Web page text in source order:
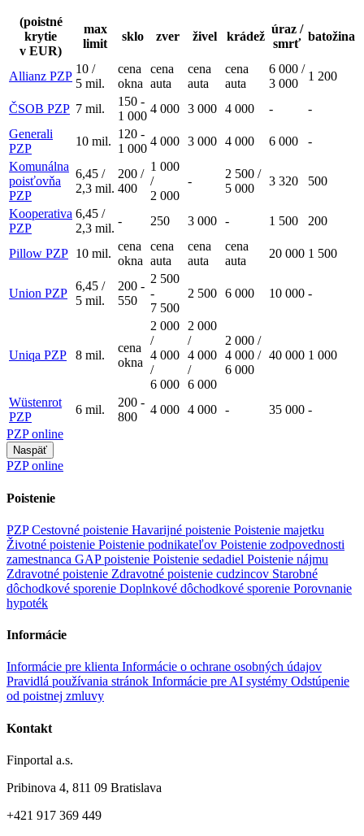
(poistné
krytie
v EUR)
max
limit
sklo zver živel krádež
úraz /
smrť
batožina
Allianz PZP
10 /
5 mil.
cena
okna
cena
auta
cena
auta
cena
auta
6 000 /
3 000
1 200
ČSOB PZP 7 mil.
150 -
1 000
4 000 3 000 4 000 -
-
Generali
PZP
10 mil.
120 -
1 000
4 000 3 000 4 000 6 000
-
Komunálna
poisťovňa
PZP
6,45 /
2,3 mil.
200 /
400
1 000
/
2 000
-
2 500 /
5 000
3 320 500
Kooperativa
PZP
6,45 /
2,3 mil.
- 250 3 000 - 1 500 200
Pillow PZP 10 mil.
cena
okna
cena
auta
cena
auta
cena
auta
20 000 1 500
Union PZP
6,45 /
5 mil.
200 -
550
2 500
-
7 500
2 500 6 000 10 000 -
Uniqa PZP 8 mil.
cena
okna
2 000
/
4 000
/
6 000
2 000
/
4 000
/
6 000
2 000 /
4 000 /
6 000
40 000 1 000
Wüstenrot
PZP
6 mil.
200 -
800
4 000 4 000 - 35 000 -
PZP online
Naspäť
PZP online
Poistenie
PZPCestovné poistenie Havarijné poistenie Poistenie majetku
Životné poistenie Poistenie podnikateľov Poistenie zodpovednosti
zamestnanca GAP poistenie Poistenie sedadiel Poistenie nájmu
Zdravotné poistenie Zdravotné poistenie cudzincov Starobné
dôchodkové sporenie Doplnkové dôchodkové sporenie Porovnanie
hypoték
Informácie
Informácie pre klienta Informácie o ochrane osobných údajov
Pravidlá používania stránok Informácie pre AI systémy Odstúpenie
od poistnej zmluvy
Kontakt
Finportal a.s.
Pribinova 4, 811 09 Bratislava
+421 917 369 449